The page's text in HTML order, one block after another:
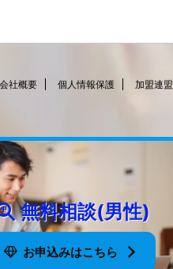
会社概要 個人情報保護 加盟連盟
無料相談(男性)
お申込みはこちら